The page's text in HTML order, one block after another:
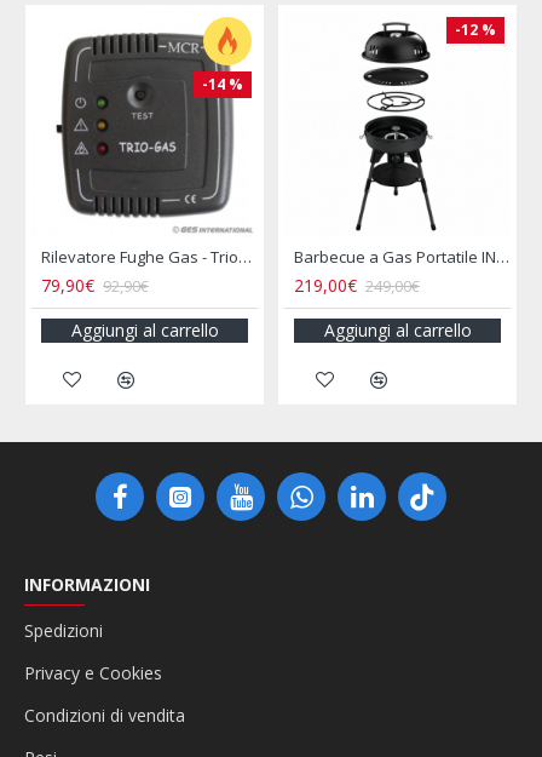
-12 %
Barbecue a Gas Portatile INCASA
al carrello
-20 %
Bollitore 2L Acciaio Inox per Camper e Campeggio
Aggiungi al carrello Aggiungi
INFORMAZIONI
Spedizioni
Privacy e Cookies
Condizioni di vendita